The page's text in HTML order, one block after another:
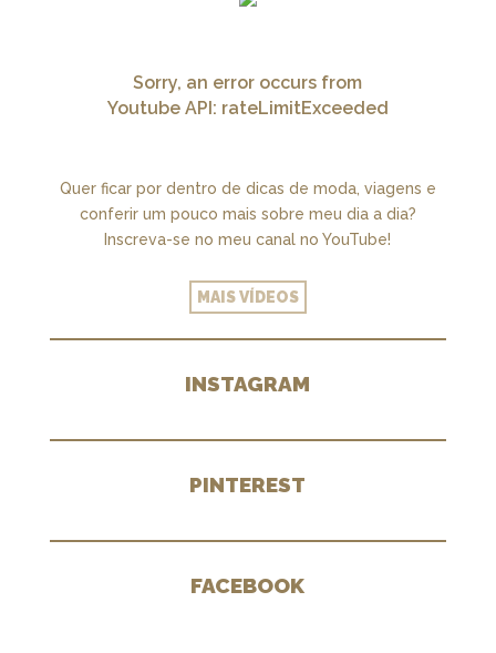
Sorry, an error occurs from
Youtube API: rateLimitExceeded
Quer ficar por dentro de dicas de moda, viagens e
conferir um pouco mais sobre meu dia a dia?
Inscreva-se no meu canal no YouTube!
MAIS VÍDEOS
INSTAGRAM
PINTEREST
FACEBOOK